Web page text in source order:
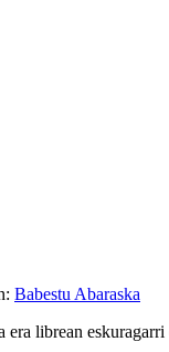
Babestu Abaraska
librean